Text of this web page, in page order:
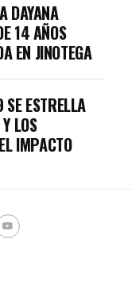
DAYANA
14 AÑOS
EN JINOTEGA
SE ESTRELLA
LOS
IMPACTO